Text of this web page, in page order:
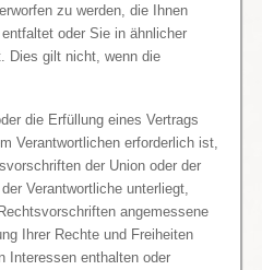
zu werden, die Ihnen
oder Sie in ähnlicher
Dies gilt nicht, wenn die
die Erfüllung eines Vertrags
Verantwortlichen erforderlich ist,
der Union oder der
Verantwortliche unterliegt,
angemessene
Ihrer Rechte und Freiheiten
Interessen enthalten oder